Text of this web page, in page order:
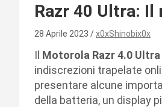
Razr 40 Ultra: Il
28 Aprile 2023 x0xShinobix0x
Il Motorola Razr 4.0 Ultra
indiscrezioni trapelate
presentare alcune
della batteria, un display